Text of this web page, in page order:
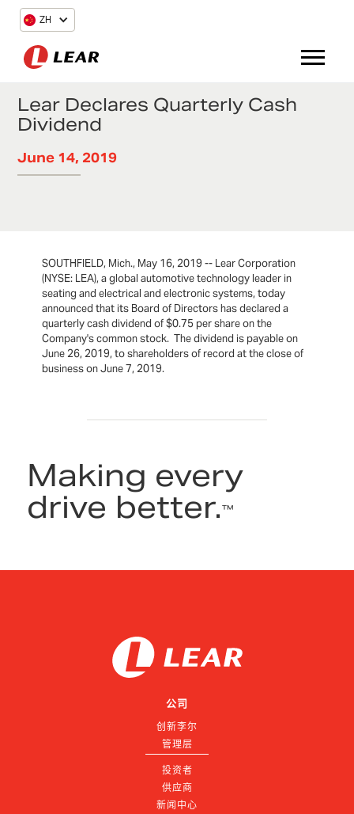
ZH
Lear Declares Quarterly Cash
Dividend
June 14, 2019
SOUTHFIELD, Mich., May 16, 2019 -- Lear Corporation
(NYSE: LEA), a global automotive technology leader in
seating and electrical and electronic systems, today
announced that its Board of Directors has declared a
quarterly cash dividend of $0.75 per share on the
Company's common stock. The dividend is payable on
June 26, 2019, to shareholders of record at the close of
business on June 7, 2019.
Making every
drive better.™
公司
创新李尔
管理层
投资者
供应商
新闻中心